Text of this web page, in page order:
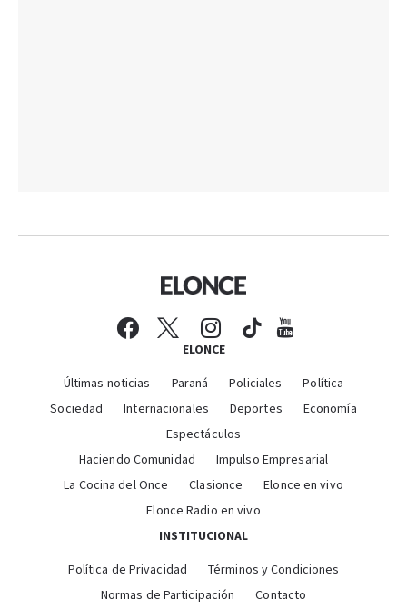
ELONCE
Últimas noticias Paraná Policiales
Política
Sociedad
Internacionales Deportes
Economía
Espectáculos
Haciendo Comunidad
Impulso Empresarial
La Cocina del Once
Clasionce
Elonce en vivo
Elonce Radio en vivo
INSTITUCIONAL
Política de Privacidad
Términos y Condiciones
Normas de Participación
Contacto